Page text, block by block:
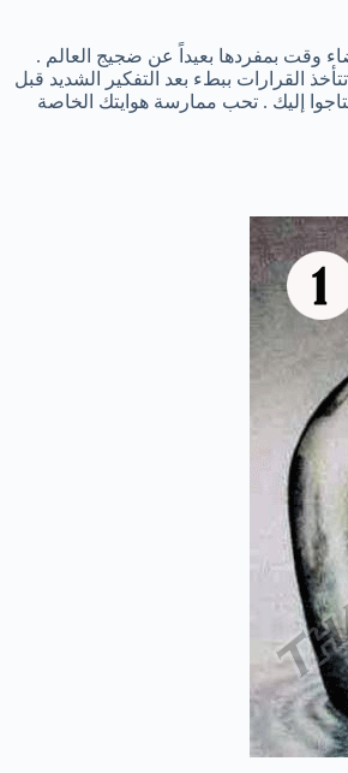
وقت بمفردها بعيداً عن ضجيج العالم .
القرارات ببطء بعد التفكير الشديد قبل
إليك . تحب ممارسة هوايتك الخاصة